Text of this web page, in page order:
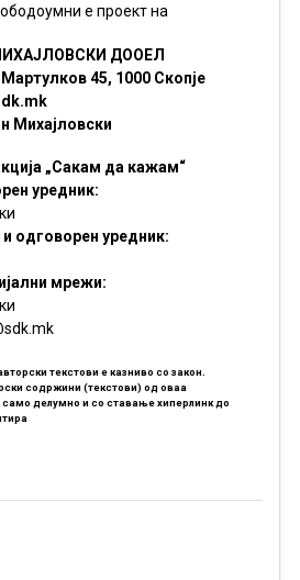
е проект на
ДООЕЛ
45, 1000 Скопје
Михајловски
„Сакам да кажам“
уредник:
одговорен уредник:
мрежи:
текстови е казниво со закон.
содржини (текстови) од оваа
делумно и со ставање хиперлинк до